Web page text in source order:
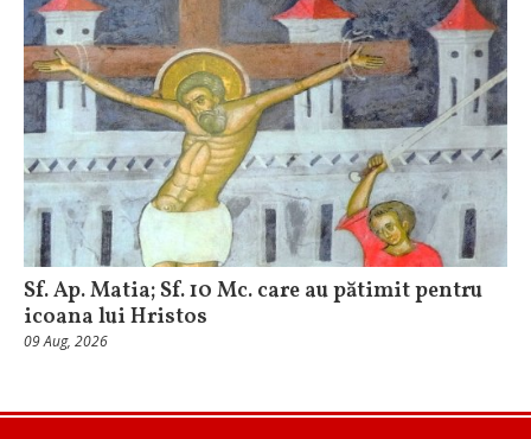
Sf. Ap. Matia; Sf. 10 Mc. care au pătimit pentru
icoana lui Hristos
09 Aug, 2026